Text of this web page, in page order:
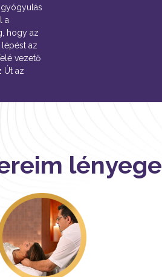
gyógyulás
a
hogy az
az
vezető
Út az
lényege